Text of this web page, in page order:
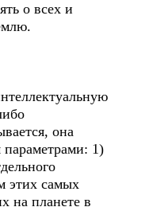
о всех и
она
параметрами: 1)
этих самых
на планете в